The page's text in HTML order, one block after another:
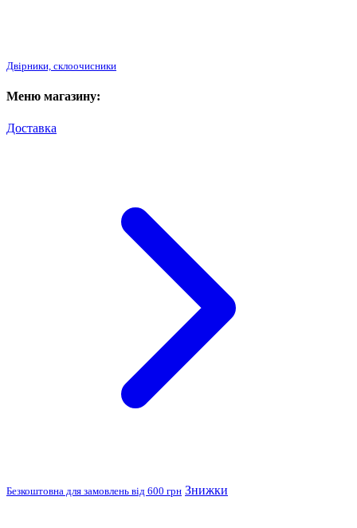
Двірники, склоочисники
Меню магазину:
Доставка
Безкоштовна для замовлень від 600 грн Знижки